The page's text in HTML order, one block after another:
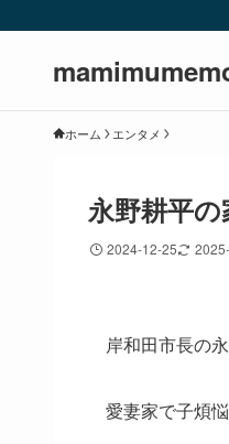
ホーム エンタメ
永野耕平
2024-12-25
岸和田市長の
愛妻家で子煩